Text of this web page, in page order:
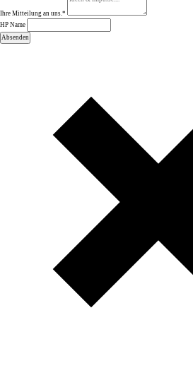
Ihre Mitteilung an uns.*
HP Name
Absenden